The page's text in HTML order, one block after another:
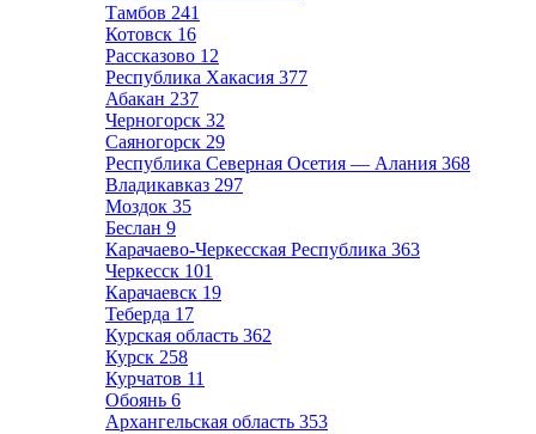
Тамбов 241
Котовск 16
Рассказово 12
Республика Хакасия 377
Абакан 237
Черногорск 32
Саяногорск 29
Республика Северная Осетия — Алания 368
Владикавказ 297
Моздок 35
Беслан 9
Карачаево-Черкесская Республика 363
Черкесск 101
Карачаевск 19
Теберда 17
Курская область 362
Курск 258
Курчатов 11
Обоянь 6
Архангельская область 353